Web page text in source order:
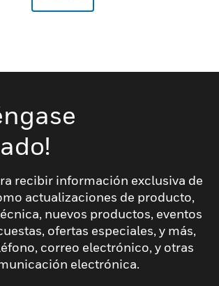
recibir información exclusiva de
actualizaciones de producto,
nuevos productos, eventos
ofertas especiales, y más,
correo electrónico, y otras
electrónica.